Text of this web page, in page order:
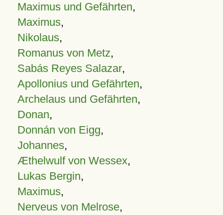
Maximus und Gefährten,
Maximus,
Nikolaus,
Romanus von Metz,
Sabás Reyes Salazar,
Apollonius und Gefährten,
Archelaus und Gefährten,
Donan,
Donnán von Eigg,
Johannes,
Æthelwulf von Wessex,
Lukas Bergin,
Maximus,
Nerveus von Melrose,